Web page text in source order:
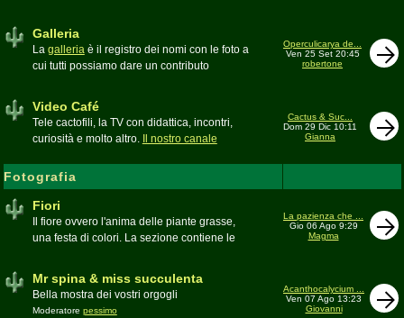
Galleria
La galleriaè il registro dei nomi con le foto a
cui tutti possiamo dare un contributo
spazio discutiamo SOLO di errori,
inesattezze, idee e altro inerenti l'argomento
Operculicarya de...
Ven 25 Set 20:45
robertone
Video Café
Tele cactofili, la TV con didattica, incontri,
curiosità e molto altro.
Il nostro canale
Cactus & Suc...
Dom 29 Dic 10:11
Gianna
Fotografia
Fiori
Il fiore ovvero l'anima delle piante grasse,
una festa di colori. La sezione contiene le
La pazienza che ...
Gio 06 Ago 9:29
Magma
Mr spina & miss succulenta
Bella mostra dei vostri orgogli
Moderatore pessimo
Acanthocalycium ...
Ven 07 Ago 13:23
Giovanni